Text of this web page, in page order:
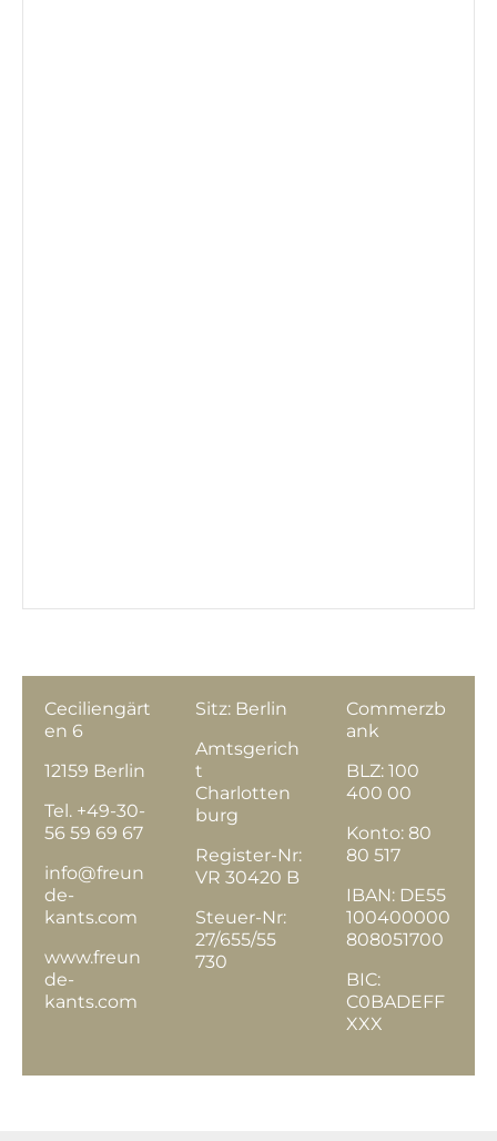
Ceciliengärt
en 6
12159 Berlin
Tel. +49-30-
56 59 69 67
info@freun
de-
kants.com
www.freun
de-
kants.com
Sitz: Berlin
Amtsgerich
t
Charlotten
burg
Register-Nr:
VR 30420 B
Steuer-Nr:
27/655/55
730
Commerzb
ank
BLZ: 100
400 00
Konto: 80
80 517
IBAN: DE55
100400000
808051700
BIC:
C0BADEFF
XXX